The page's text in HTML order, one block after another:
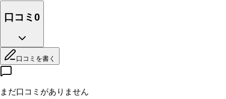
口コミ 0
口コミを書く
まだ口コミがありません